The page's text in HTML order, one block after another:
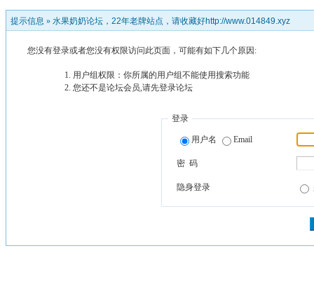
提示信息 » 水果奶奶论坛，22年老牌站点，请收藏好http://www.014849.xyz
您没有登录或者您没有权限访问此页面，可能有如下几个原因:
用户组权限：你所属的用户组不能使用搜索功能
您还不是论坛会员,请先登录论坛
登录
用户名 Email
密 码
隐身登录